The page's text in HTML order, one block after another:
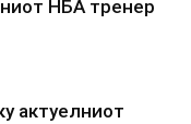
НБА тренер
актуелниот